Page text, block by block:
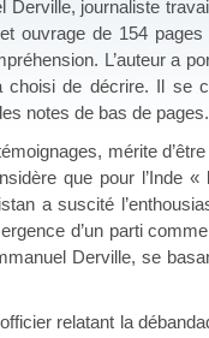
journaliste
ouvrage de 154
L’auteur a
choisi de décrire. Il se
notes de bas de pages.
mérite d’être
que pour l’Inde
a suscité
d’un parti
Derville, se
relatant la débandade